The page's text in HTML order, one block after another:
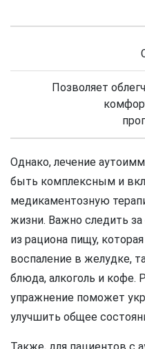
Позволяет
Однако, лечение
быть комплексным и
медикаментозную
жизни. Важно следить
из рациона пищу,
воспаление в желудке,
блюда, алкоголь и кофе.
упражнение поможет
улучшить общее